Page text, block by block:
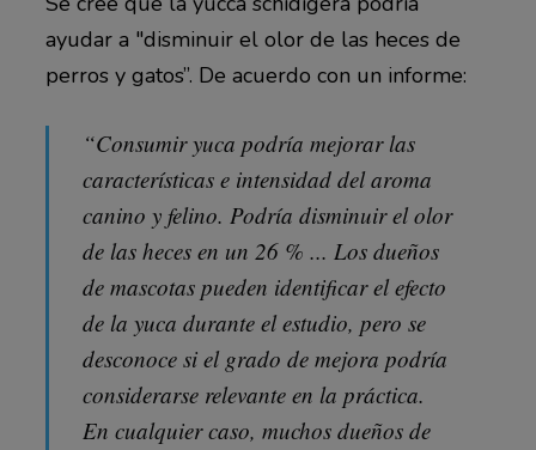
ayudar a "disminuir el olor de las heces de
perros y gatos”. De acuerdo con un informe:
“Consumir yuca podría mejorar las
características e intensidad del aroma
canino y felino. Podría disminuir el olor
de las heces en un 26 % ... Los dueños
de mascotas pueden identificar el efecto
de la yuca durante el estudio, pero se
desconoce si el grado de mejora podría
considerarse relevante en la práctica.
En cualquier caso, muchos dueños de